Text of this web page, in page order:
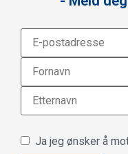
Ja jeg ønsker å